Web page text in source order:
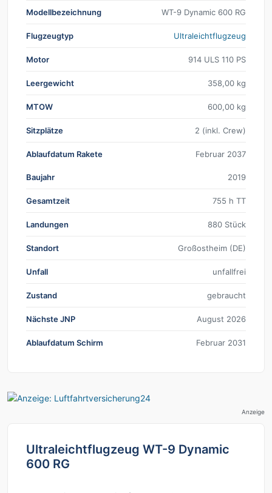
Modellbezeichnung WT-9 Dynamic 600 RG
Flugzeugtyp Ultraleichtflugzeug
Motor 914 ULS 110 PS
Leergewicht 358,00 kg
MTOW 600,00 kg
Sitzplätze 2 (inkl. Crew)
Ablaufdatum Rakete Februar 2037
Baujahr 2019
Gesamtzeit 755 h TT
Landungen 880 Stück
Standort Großostheim (DE)
Unfall unfallfrei
Zustand gebraucht
Nächste JNP August 2026
Ablaufdatum Schirm Februar 2031
Anzeige
Ultraleichtflugzeug WT-9 Dynamic
600 RG